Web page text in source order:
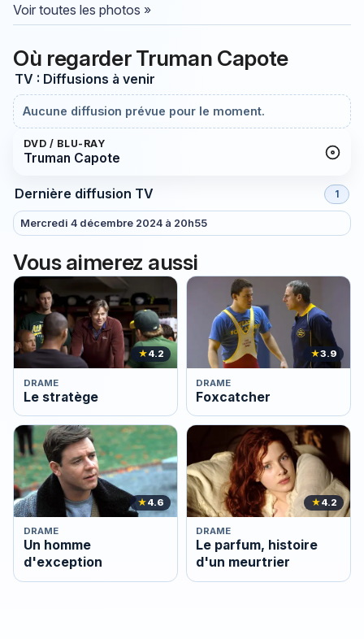
Voir toutes les photos »
Où regarder Truman Capote
TV : Diffusions à venir
Aucune diffusion prévue pour le moment.
DVD / BLU-RAY
Truman Capote
Dernière diffusion TV 1
Mercredi 4 décembre 2024 à 20h55
Vous aimerez aussi
★4.2
DRAME
Le stratège
★3.9
DRAME
Foxcatcher
★4.6
DRAME
Un homme
d'exception
★4.2
DRAME
Le parfum, histoire
d'un meurtrier